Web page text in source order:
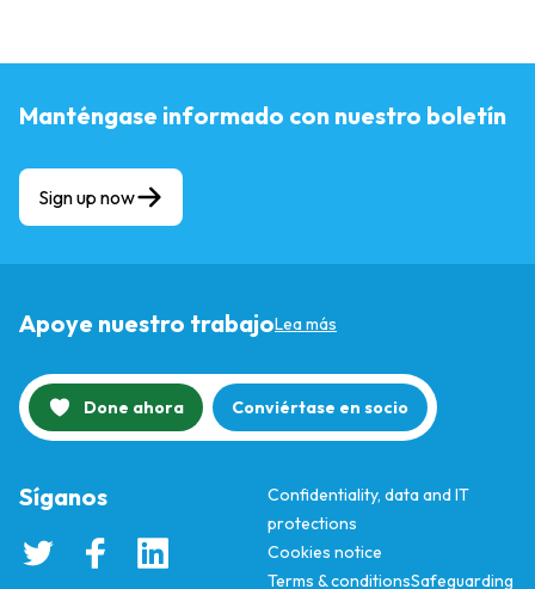
Manténgase informado con nuestro boletín
Sign up now
Apoye nuestro trabajoLea más
Done ahora Conviértase en socio
Confidentiality, data and IT
protections
Cookies notice
Terms & conditionsSafeguarding
Síganos